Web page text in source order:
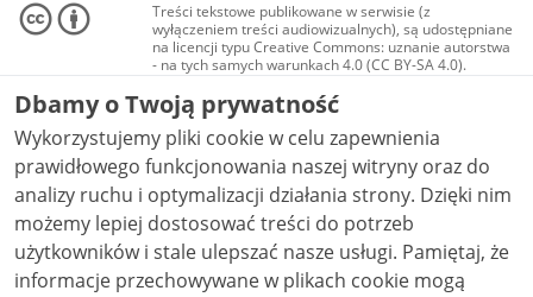
Treści tekstowe publikowane w serwisie (z
wyłączeniem treści audiowizualnych), są udostępniane
na licencji typu Creative Commons: uznanie autorstwa
- na tych samych warunkach 4.0 (CC BY-SA 4.0).
Materiały audiowizualne, w tym zdjęcia, materiały
audio i wideo, są udostępniane na licencji typu
Creative Commons: uznanie autorstwa użycie
niekomercyjne - bez utworów zależnych 4.0 (CC BY-
NC-ND 4.0), o ile nie jest to stwierdzone inaczej.
Dbamy o Twoją prywatność
Wykorzystujemy pliki cookie w celu zapewnienia
prawidłowego funkcjonowania naszej witryny oraz do
analizy ruchu i optymalizacji działania strony. Dzięki nim
możemy lepiej dostosować treści do potrzeb
użytkowników i stale ulepszać nasze usługi. Pamiętaj, że
informacje przechowywane w plikach cookie mogą